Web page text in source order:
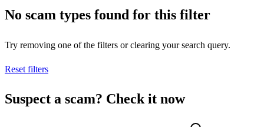
No scam types found for this filter
Try removing one of the filters or clearing your search query.
Reset filters
Suspect a scam? Check it now